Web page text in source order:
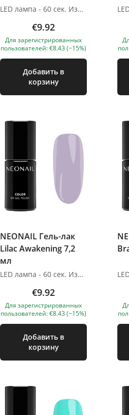
LED лампа - 60 сек. Изображения продуктов носят иллюстративный характер. Если у вас есть какие-либо вопросы, мы всегда ждем вашего письма nanatallinn@gmail.com
€9.92
Для зарегистрированных
пользователей: €8.43 (−15%)
Добавить в
корзину
NEONAIL Гель-лак
Lilac Awakening 7,2
мл
LED лампа - 60 сек. Изображения продуктов носят иллюстративный характер. Если у вас есть какие-либо вопросы, мы всегда ждем вашего письма nanatallinn@gmail.com
€9.92
Для зарегистрированных
пользователей: €8.43 (−15%)
Добавить в
корзину